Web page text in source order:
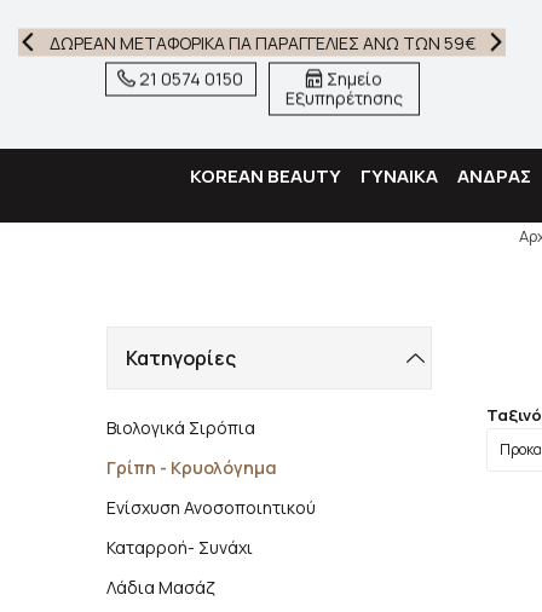
ΔΩΡΕΑΝ ΜΕΤΑΦΟΡΙΚΑ ΓΙΑ ΠΑΡΑΓΓΕΛΙΕΣ ΑΝΩ ΤΩΝ 59€
21 0574 0150
Σημείο
Εξυπηρέτησης
KOREAN BEAUTY ΓΥΝΑΙΚΑ ΑΝΔΡΑΣ
Κατηγορίες
Βιολογικά Σιρόπια
Γρίπη - Κρυολόγημα
Ενίσχυση Ανοσοποιητικού
Καταρροή- Συνάχι
Λάδια Μασάζ